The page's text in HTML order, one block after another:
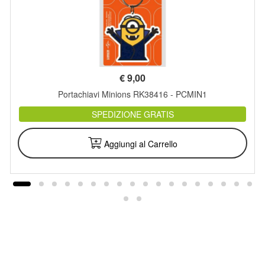
€9,00
Portachiavi Minions RK38416 - PCMIN1
SPEDIZIONE GRATIS
Aggiungi al Carrello